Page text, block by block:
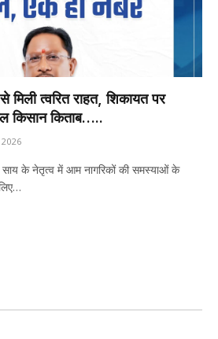
त्वरित राहत, शिकायत पर
किसान किताब…..
2026
साय के नेतृत्व में आम नागरिकों की समस्याओं के